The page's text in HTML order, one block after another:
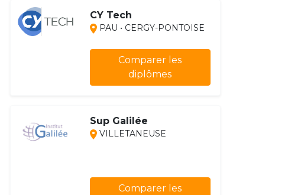
CY Tech
PAU • CERGY-PONTOISE
Comparer les
diplômes
Sup Galilée
VILLETANEUSE
Comparer les